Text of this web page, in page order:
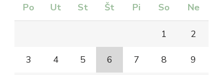
Po Ut St Št Pi So Ne
1 2
3 4 5 6 7 8 9